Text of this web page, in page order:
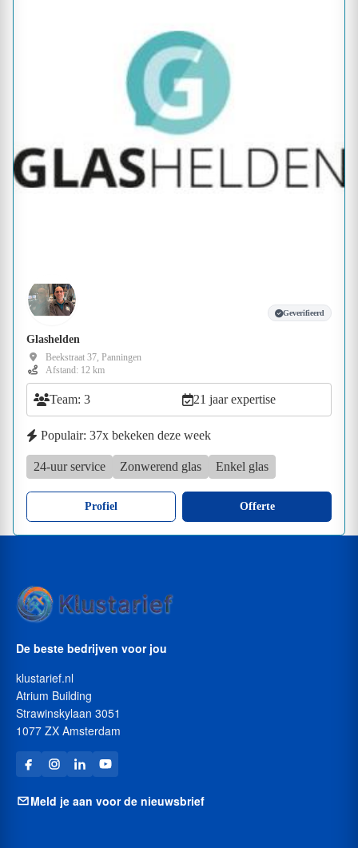
Geverifieerd
Glashelden
Beekstraat 37, Panningen
Afstand: 12 km
Team: 3 21 jaar expertise
Populair: 37x bekeken deze week
24-uur service Zonwerend glas Enkel glas
Profiel Offerte
De beste bedrijven voor jou
klustarief.nl
Atrium Building
Strawinskylaan 3051
1077 ZX Amsterdam
Meld je aan voor de nieuwsbrief